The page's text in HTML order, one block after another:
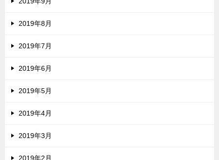
2019年8月
2019年7月
2019年6月
2019年5月
2019年4月
2019年3月
2019年2月